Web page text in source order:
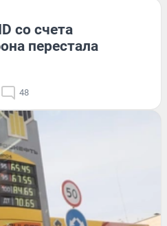
со счета
перестала
48